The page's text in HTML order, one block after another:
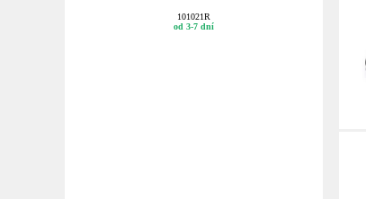
101021R
od 3-7 dní